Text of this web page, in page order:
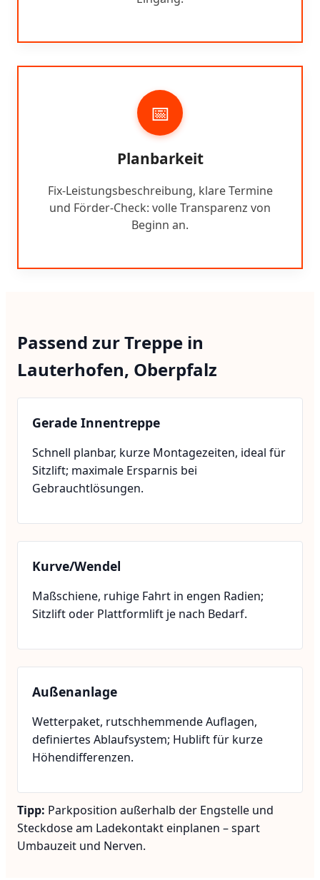
📅
Planbarkeit
Fix-Leistungsbeschreibung, klare Termine
und Förder-Check: volle Transparenz von
Beginn an.
Passend zur Treppe in
Lauterhofen, Oberpfalz
Gerade Innentreppe
Schnell planbar, kurze Montagezeiten, ideal für
Sitzlift; maximale Ersparnis bei
Gebrauchtlösungen.
Kurve/Wendel
Maßschiene, ruhige Fahrt in engen Radien;
Sitzlift oder Plattformlift je nach Bedarf.
Außenanlage
Wetterpaket, rutschhemmende Auflagen,
definiertes Ablaufsystem; Hublift für kurze
Höhendifferenzen.
Tipp: Parkposition außerhalb der Engstelle und
Steckdose am Ladekontakt einplanen – spart
Umbauzeit und Nerven.